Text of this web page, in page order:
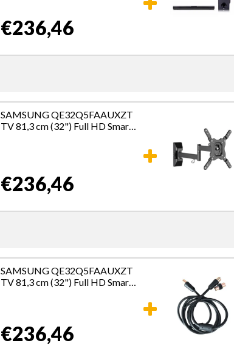
€236,46
SAMSUNG QE32Q5FAAUXZT
TV 81,3 cm (32") Full HD Smart
€236,46
SAMSUNG QE32Q5FAAUXZT
TV 81,3 cm (32") Full HD Smart
€236,46